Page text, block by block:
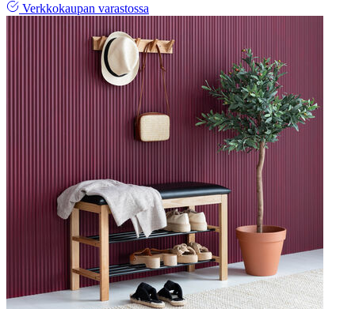
Verkkokaupan varastossa